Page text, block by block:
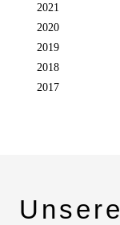
2021
2020
2019
2018
2017